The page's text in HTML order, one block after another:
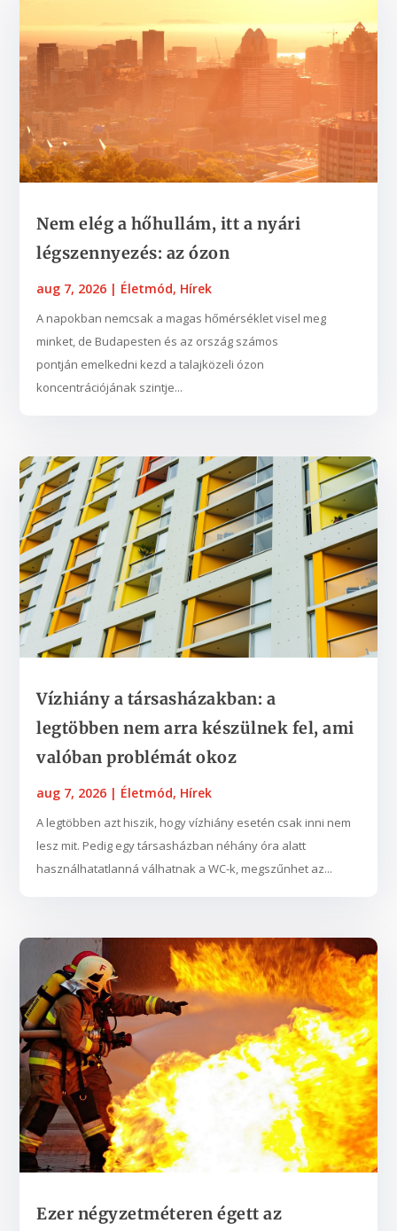
Nem elég a hőhullám, itt a nyári
légszennyezés: az ózon
aug 7, 2026 | Életmód, Hírek
A napokban nemcsak a magas hőmérséklet visel meg
minket, de Budapesten és az ország számos
pontján emelkedni kezd a talajközeli ózon
koncentrációjának szintje...
Vízhiány a társasházakban: a
legtöbben nem arra készülnek fel, ami
valóban problémát okoz
aug 7, 2026 | Életmód, Hírek
A legtöbben azt hiszik, hogy vízhiány esetén csak inni nem
lesz mit. Pedig egy társasházban néhány óra alatt
használhatatlanná válhatnak a WC-k, megszűnhet az...
Ezer négyzetméteren égett az